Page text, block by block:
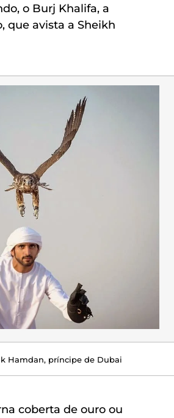
o Burj Khalifa, a
que avista a Sheikh
Hamdan, príncipe de Dubai
coberta de ouro ou